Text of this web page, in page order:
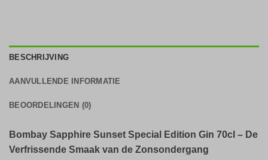
BESCHRIJVING
AANVULLENDE INFORMATIE
BEOORDELINGEN (0)
Bombay Sapphire Sunset Special Edition Gin 70cl – De
Verfrissende Smaak van de Zonsondergang